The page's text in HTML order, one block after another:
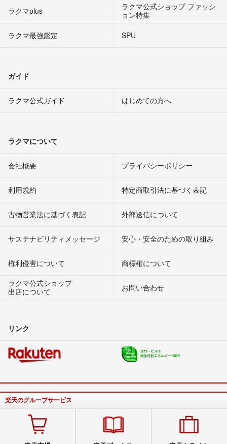
ラクマplus
ラクマ公式ショップ ファッシ
ョン特集
ラクマ最強鑑定
SPU
ガイド
ラクマ公式ガイド はじめての方へ
ラクマについて
会社概要 プライバシーポリシー
利用規約 特定商取引法に基づく表記
古物営業法に基づく表記 外部送信について
サステナビリティメッセージ 安心・安全のための取り組み
権利侵害について
商標権について
ラクマ公式ショップ
出店について
お問い合わせ
リンク
楽天のグループサービス